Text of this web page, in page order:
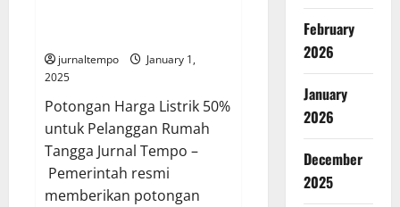
jurnaltempo
January 1,
2025
Potongan Harga Listrik 50%
untuk Pelanggan Rumah
Tangga Jurnal Tempo –
Pemerintah resmi
memberikan potongan
February
2026
January
2026
December
2025